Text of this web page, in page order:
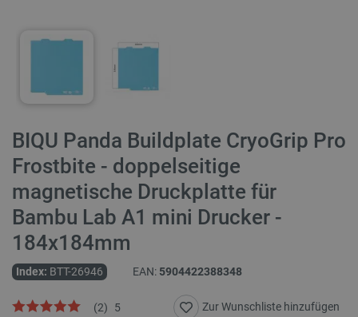
BIQU Panda Buildplate CryoGrip Pro
Frostbite - doppelseitige
magnetische Druckplatte für
Bambu Lab A1 mini Drucker -
184x184mm
Index: BTT-26946 EAN: 5904422388348
5
(2) Zur Wunschliste hinzufügen